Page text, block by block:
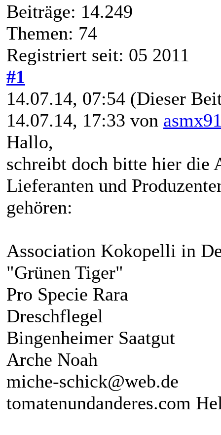
Beiträge: 14.249
Themen: 74
Registriert seit: 05 2011
#1
14.07.14, 07:54 (Dieser
14.07.14, 17:33 von
Hallo,
schreibt doch bitte hier die
Lieferanten und
gehören:
Association Kokopelli in
"Grünen Tiger"
Pro Specie Rara
Dreschflegel
Bingenheimer Saatgut
Arche Noah
miche-schick@web.de
tomatenundanderes.com